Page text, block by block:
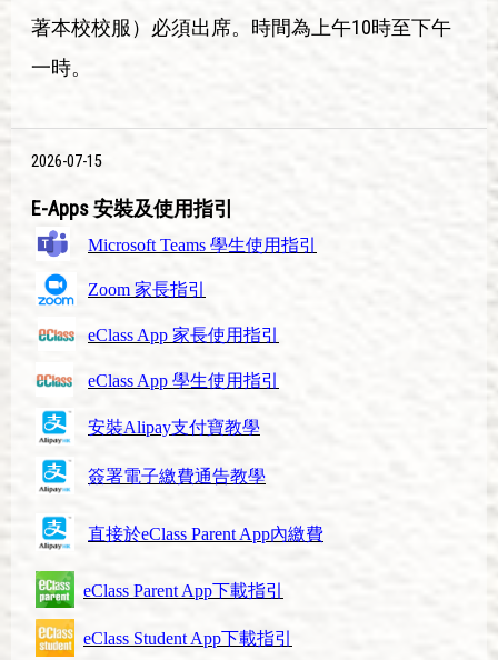
著本校校服）必須出席。時間為上午10時至下午
一時。
2026-07-15
E-Apps 安裝及使用指引
Microsoft Teams 學生使用指引
Zoom 家長指引
eClass App 家長使用指引
eClass App 學生使用指引
安裝Alipay支付寶教學
簽署電子繳費通告教學
直接於eClass Parent App內繳費
eClass Parent App下載指引
eClass Student App下載指引